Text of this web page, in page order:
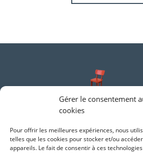
Gérer le consentement
cookies
Pour offrir les meilleures expériences, nous
telles que les cookies pour stocker et/ou
appareils. Le fait de consentir à ces
ME CONTACTER